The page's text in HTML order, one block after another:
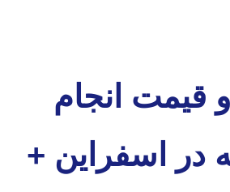
قیمت انجام
در اسفراین +